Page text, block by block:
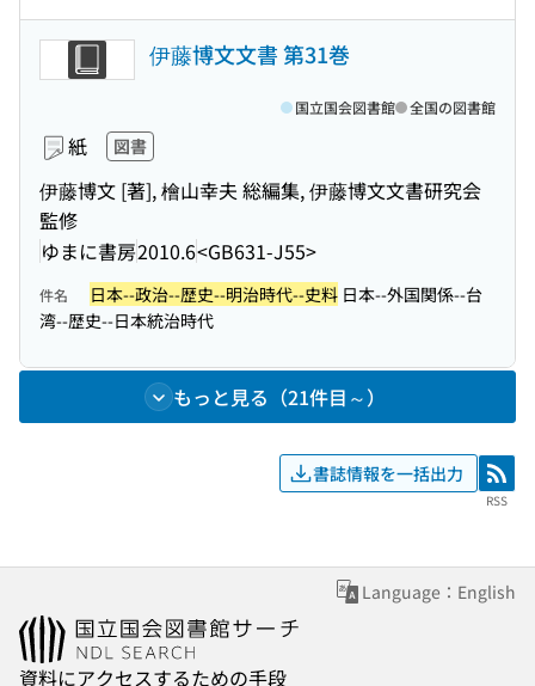
伊藤博文文書 第31巻
紙 図書
伊藤博文 [著], 檜山幸夫 総編集, 伊藤博文文書研究会
監修
ゆまに書房2010.6<GB631-J55>
国立国会図書館 全国の図書館
件名 日本--政治--歴史--明治時代--史料 日本--外国関係--台
湾--歴史--日本統治時代
もっと見る（21件目～）
書誌情報を一括出力 RSS
RSS
Language：English
資料にアクセスするための手段